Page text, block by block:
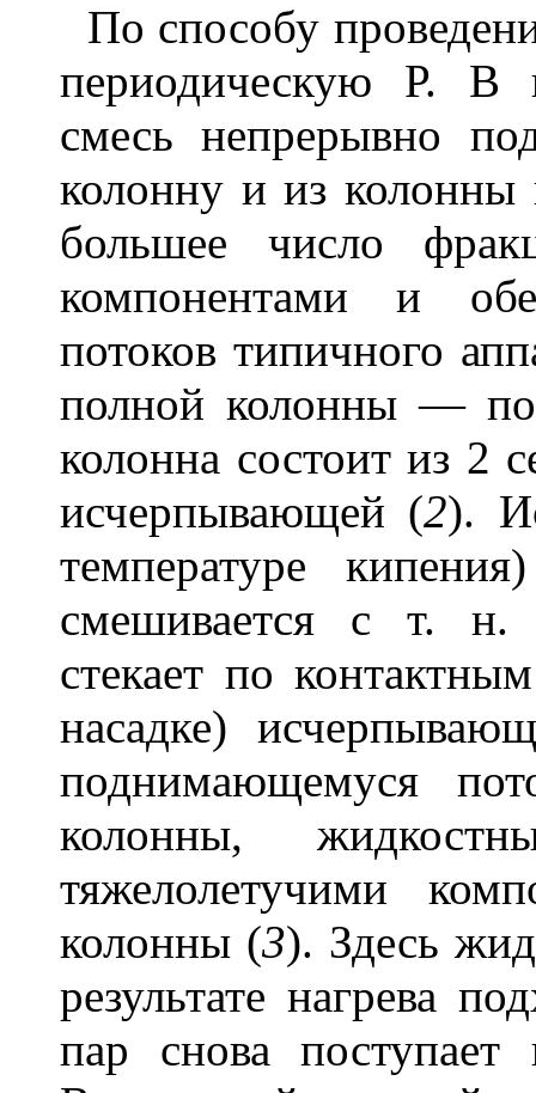
По способу
периодическую Р. В
смесь непрерывно
колонну и из колонны
большее число
компонентами и
потоков типичного
полной колонны —
колонна состоит из
исчерпывающей (2).
температуре
смешивается с т. н.
стекает по
насадке)
поднимающемуся
колонны,
тяжелолетучими
колонны (3). Здесь
результате нагрева
пар снова